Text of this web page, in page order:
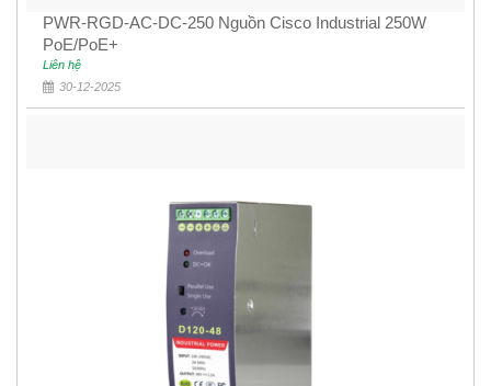
PWR-RGD-AC-DC-250 Nguồn Cisco Industrial 250W
PoE/PoE+
Liên hệ
30-12-2025